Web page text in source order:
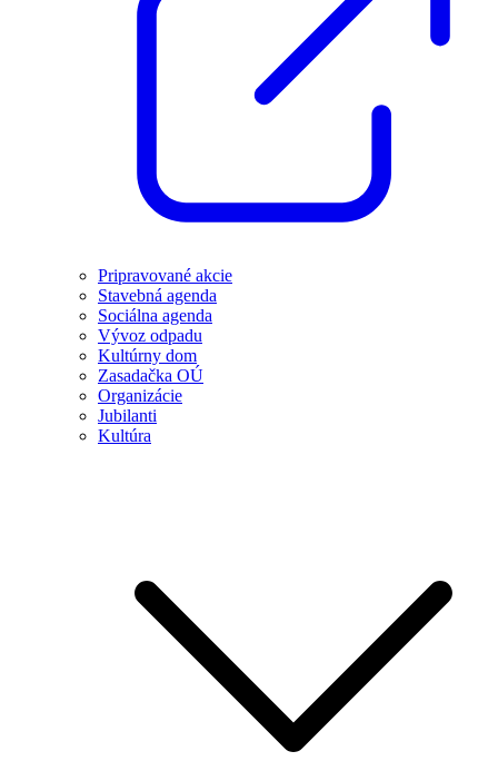
Pripravované akcie
Stavebná agenda
Sociálna agenda
Vývoz odpadu
Kultúrny dom
Zasadačka OÚ
Organizácie
Jubilanti
Kultúra